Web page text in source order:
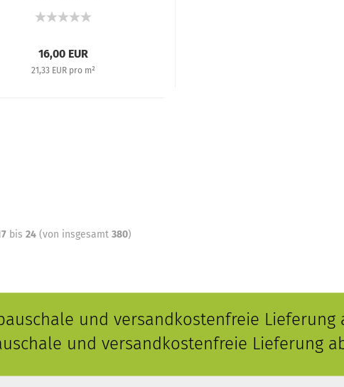
16,00 EUR
21,33 EUR pro m²
bis 24 (von insgesamt 380)
und versandkostenfreie Lieferung
und versandkostenfreie Lieferung